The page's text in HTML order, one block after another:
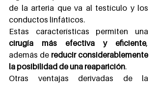
de la arteria que va al testículo y los
conductos linfáticos.
cirugía más efectiva y eficiente,
además de reducir considerablemente
la posibilidad de una reaparición.
Otras ventajas derivadas de la